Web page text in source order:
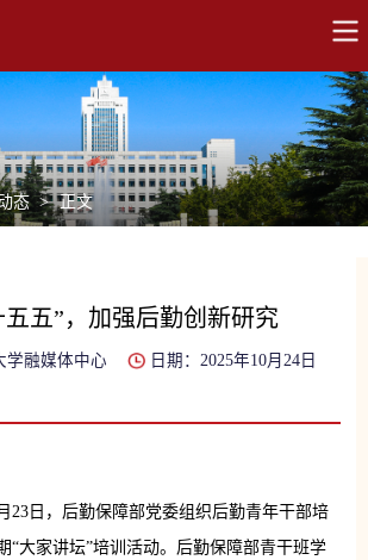
态 > 正文
五五”，加强后勤创新研究
学融媒体中心 日期：2025年10月24日
23日，后勤保障部党委组织后勤青年干部培
“大家讲坛”培训活动。后勤保障部青干班学